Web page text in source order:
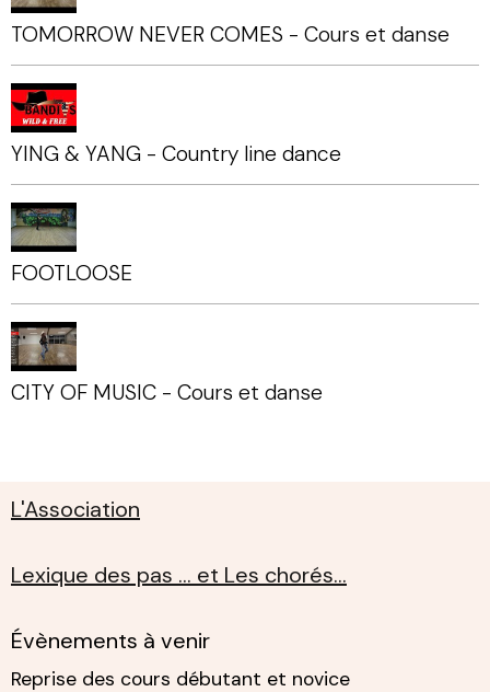
TOMORROW NEVER COMES - Cours et danse
YING & YANG - Country line dance
FOOTLOOSE
CITY OF MUSIC - Cours et danse
L'Association
Lexique des pas ... et Les chorés...
Évènements à venir
Reprise des cours débutant et novice